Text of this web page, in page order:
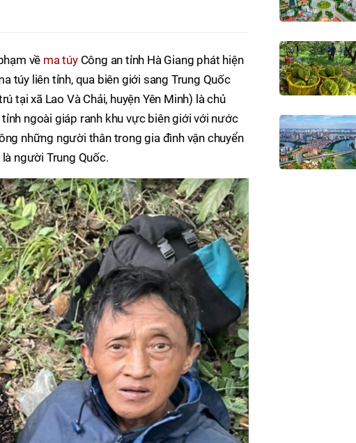
về ma túyCông an tỉnh Hà Giang phát hiện
túy liên tỉnh, qua biên giới sang Trung Quốc
tại xã Lao Và Chải, huyện Yên Minh) là chủ
ngoài giáp ranh khu vực biên giới với nước
những người thân trong gia đình vận chuyển
người Trung Quốc.